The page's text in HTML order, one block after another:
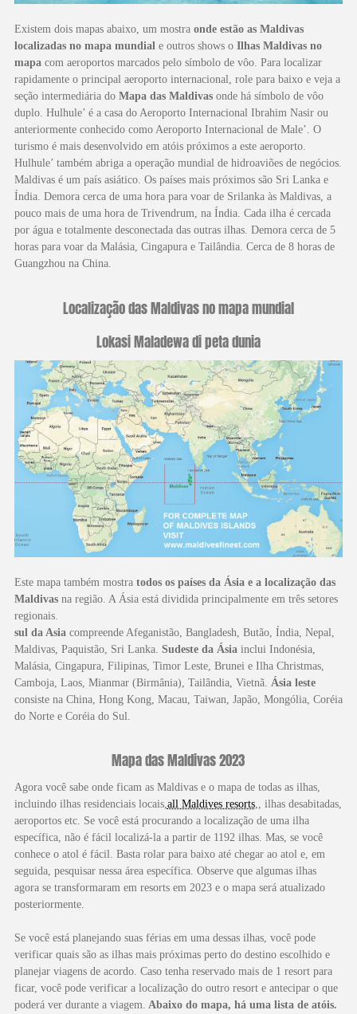
Existem dois mapas abaixo, um mostra onde estão as Maldivas
localizadas no mapa mundiale outros shows oIlhas Maldivas no
mapacom aeroportos marcados pelo símbolo de vôo. Para localizar
rapidamente o principal aeroporto internacional, role para baixo e veja a
seção intermediária do Mapa das Maldivasonde há símbolo de vôo
duplo. Hulhule’ é a casa do Aeroporto Internacional Ibrahim Nasir ou
anteriormente conhecido como Aeroporto Internacional de Male’. O
turismo é mais desenvolvido em atóis próximos a este aeroporto.
Hulhule’ também abriga a operação mundial de hidroaviões de negócios.
Maldivas é um país asiático. Os países mais próximos são Sri Lanka e
Índia. Demora cerca de uma hora para voar de Srilanka às Maldivas, a
pouco mais de uma hora de Trivendrum, na Índia. Cada ilha é cercada
por água e totalmente desconectada das outras ilhas. Demora cerca de 5
horas para voar da Malásia, Cingapura e Tailândia. Cerca de 8 horas de
Guangzhou na China.
Localização das Maldivas no mapa mundial
Lokasi Maladewa di peta dunia
Este mapa também mostra todos os países da Ásia e a localização das
Maldivasna região. A Ásia está dividida principalmente em três setores
regionais.
sul da Asia compreende Afeganistão, Bangladesh, Butão, Índia, Nepal,
Maldivas, Paquistão, Sri Lanka. Sudeste da Ásia inclui Indonésia,
Malásia, Cingapura, Filipinas, Timor Leste, Brunei e Ilha Christmas,
Camboja, Laos, Mianmar (Birmânia), Tailândia, Vietnã. Ásia leste
consiste na China, Hong Kong, Macau, Taiwan, Japão, Mongólia, Coréia
do Norte e Coréia do Sul.
Mapa das Maldivas 2023
Agora você sabe onde ficam as Maldivas e o mapa de todas as ilhas,
incluindo ilhas residenciais locais,all Maldives resorts,, ilhas desabitadas,
aeroportos etc. Se você está procurando a localização de uma ilha
específica, não é fácil localizá-la a partir de 1192 ilhas. Mas, se você
conhece o atol é fácil. Basta rolar para baixo até chegar ao atol e, em
seguida, pesquisar nessa área específica. Observe que algumas ilhas
agora se transformaram em resorts em 2023 e o mapa será atualizado
posteriormente.
Se você está planejando suas férias em uma dessas ilhas, você pode
verificar quais são as ilhas mais próximas perto do destino escolhido e
planejar viagens de acordo. Caso tenha reservado mais de 1 resort para
ficar, você pode verificar a localização do outro resort e antecipar o que
poderá ver durante a viagem. Abaixo do mapa, há uma lista de atóis.